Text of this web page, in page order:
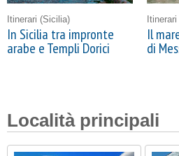
Itinerari (Sicilia)
In Sicilia tra impronte
arabe e Templi Dorici
Itinerari
Il
di
Località principali